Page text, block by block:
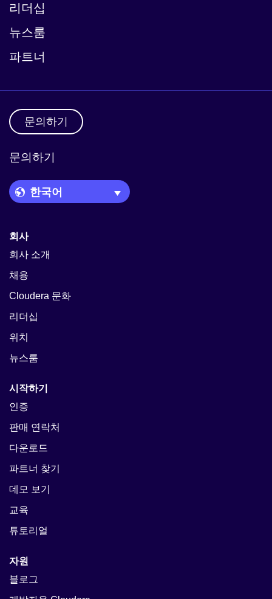
리더십
뉴스룸
파트너
문의하기
문의하기
Language Picker
회사
회사 소개
채용
Cloudera 문화
리더십
위치
뉴스룸
시작하기
인증
판매 연락처
다운로드
파트너 찾기
데모 보기
교육
튜토리얼
자원
블로그